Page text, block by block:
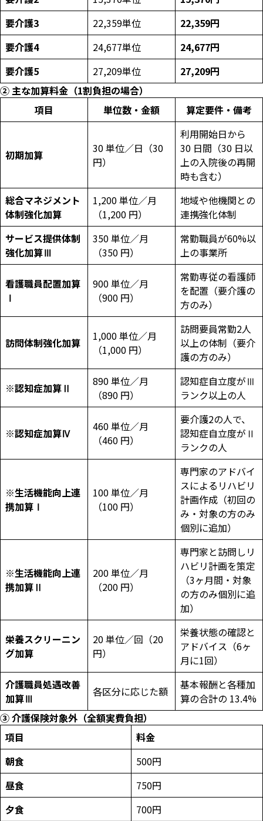
要介護3
22,359単位
22,359円
要介護4
24,677単位
24,677円
要介護5
27,209単位
27,209円
② 主な加算料金（1割負担の場合）
項目
単位数・金額 算定要件・備考
初期加算
30 単位／日（30
円）
利用開始日から
30 日間（30 日以
上の入院後の再開
時も含む）
総合マネジメント
体制強化加算
1,200 単位／月
（1,200 円）
地域や他機関との
連携強化体制
サービス提供体制
強化加算Ⅲ
350 単位／月
（350 円）
常勤職員が60%以
上の事業所
看護職員配置加算
Ⅰ
900 単位／月
（900 円）
常勤専従の看護師
を配置（要介護の
方のみ）
訪問体制強化加算
1,000 単位／月
（1,000 円）
訪問要員常勤2人
以上の体制（要介
護の方のみ）
※認知症加算Ⅱ
890 単位／月
（890 円）
認知症自立度がⅢ
ランク以上の人
※認知症加算Ⅳ
460 単位／月
（460 円）
要介護2の人で、
認知症自立度がⅡ
ランクの人
※生活機能向上連
携加算Ⅰ
100 単位／月
（100 円）
専門家のアドバイ
スによるリハビリ
計画作成（初回の
み・対象の方のみ
個別に追加）
※生活機能向上連
携加算Ⅱ
200 単位／月
（200 円）
専門家と訪問しリ
ハビリ計画を策定
（3ヶ月間・対象
の方のみ個別に追
加）
栄養スクリーニン
グ加算
20 単位／回（20
円）
栄養状態の確認と
アドバイス（6ヶ
月に1回）
介護職員処遇改善
加算Ⅲ
各区分に応じた額
基本報酬と各種加
算の合計の 13.4%
③ 介護保険対象外（全額実費負担）
項目
料金
朝食
500円
昼食
750円
夕食
700円